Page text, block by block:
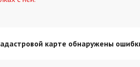
карте обнаружены